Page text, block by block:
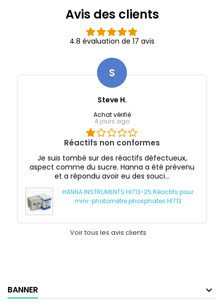
Avis des clients
4.8 évaluation de 17 avis
S
Steve H.
Achat vérifié
4 jours ago
Réactifs non conformes
Je suis tombé sur des réactifs défectueux,
aspect comme du sucre. Hanna a été prévenu
et a répondu avoir eu des souci...
HANNA INSTRUMENTS HI713-25 Réactifs pour
mini-photomètre phosphates HI713
Voir tous les avis clients
BANNER